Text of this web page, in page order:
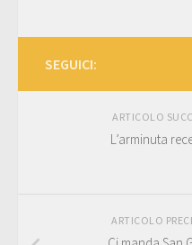
SEGUICI:
ARTICOLO
L’arminuta
ARTICOLO